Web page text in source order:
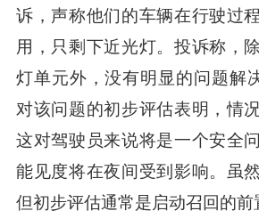
诉，声称他们的车辆在行驶过
用，只剩下近光灯。投诉称，
灯单元外，没有明显的问题解
对该问题的初步评估表明，情
这对驾驶员来说将是一个安全
能见度将在夜间受到影响。虽
但初步评估通常是启动召回的前